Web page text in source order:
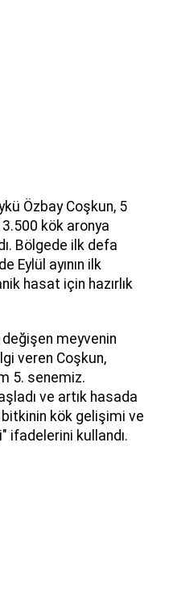
Özbay Coşkun, 5
kök aronya
Bölgede ilk defa
Eylül ayının ilk
hasat için hazırlık
meyvenin
veren Coşkun,
5. senemiz.
ve artık hasada
bitkinin kök gelişimi ve
ifadelerini kullandı.